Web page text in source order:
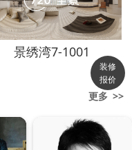
景绣湾7-1001
更多 >>
装修
报价